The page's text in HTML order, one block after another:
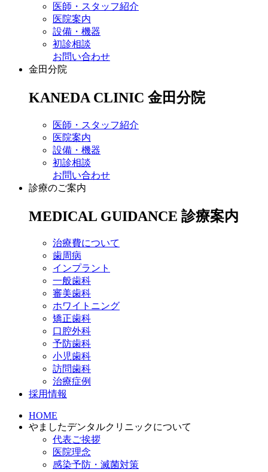
医師・スタッフ紹介
医院案内
設備・機器
初診相談
お問い合わせ
金田分院
KANEDA CLINIC 金田分院
医師・スタッフ紹介
医院案内
設備・機器
初診相談
お問い合わせ
診療のご案内
MEDICAL GUIDANCE 診療案内
治療費について
歯周病
インプラント
一般歯科
審美歯科
ホワイトニング
矯正歯科
口腔外科
予防歯科
小児歯科
訪問歯科
治療症例
採用情報
HOME
やましたデンタルクリニックについて
代表ご挨拶
医院理念
感染予防・滅菌対策